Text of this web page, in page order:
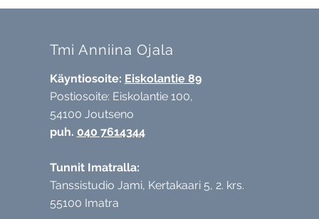
Tmi Anniina Ojala
Käyntiosoite: Eiskolantie 89
Postiosoite: Eiskolantie 100,
54100 Joutseno
puh. 040 7614344
Tunnit Imatralla:
Tanssistudio Jami, Kertakaari 5, 2. krs.
55100 Imatra